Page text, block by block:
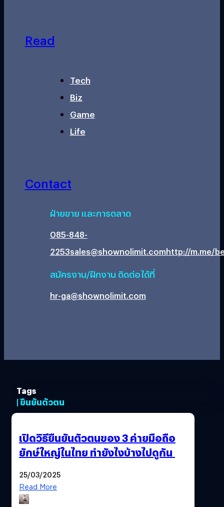
Read
Tech
Biz
Game
Life
Contact
ฝ่ายขาย และการตลาด
085-848-
2253sales@shownolimit.comhttp://m.me/
สมัครงาน/ฝึกงาน ติดต่อได้ที่
hr-ga@shownolimit.com
Tags
| ยืนยันตัวตน
เปิดวิธียืนยันตัวตนของ 3 ค่ายมือถือ
ยักษ์ใหญ่ในไทย ทำยังไงบ้างไปดูกัน
25/03/2025
Read More